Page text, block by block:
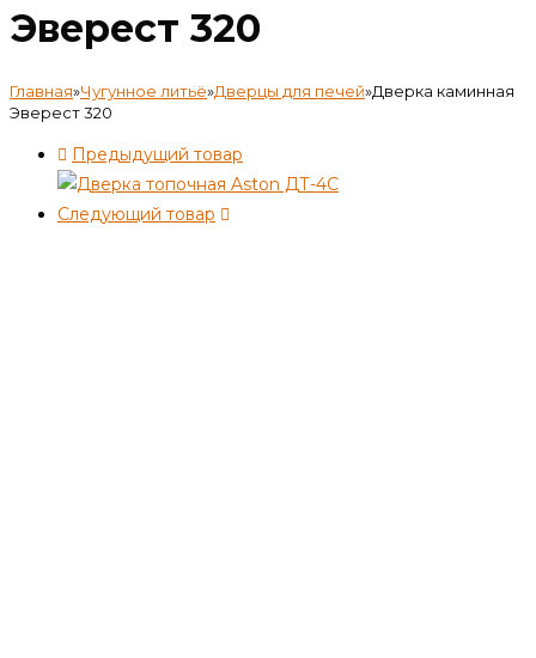
Эверест 320
Главная»Чугунное литьё»Дверцы для печей»Дверка каминная
Эверест 320
Предыдущий товар
Следующий товар